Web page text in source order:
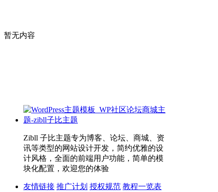
暂无内容
Zibll 子比主题专为博客、论坛、商城、资
讯等类型的网站设计开发，简约优雅的设
计风格，全面的前端用户功能，简单的模
块化配置，欢迎您的体验
友情链接 推广计划 授权规范 教程一览表